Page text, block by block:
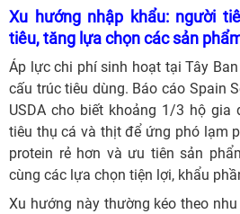
Xu hướng nhập khẩu: người
tiêu, tăng lựa chọn các sản
Áp lực chi phí sinh hoạt tại Tây
cấu trúc tiêu dùng. Báo cáo Spain
USDA cho biết khoảng 1/3 hộ gia
tiêu thụ cá và thịt để ứng phó lạm
protein rẻ hơn và ưu tiên sản
cùng các lựa chọn tiện lợi, khẩu
Xu hướng này thường kéo theo